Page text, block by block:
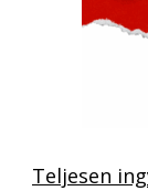
Teljesen